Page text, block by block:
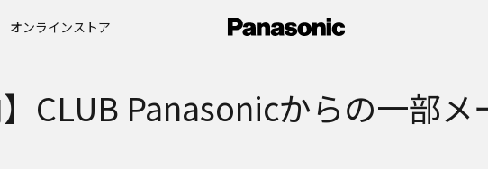
オンラインストア
】CLUB Panasonicからの一部